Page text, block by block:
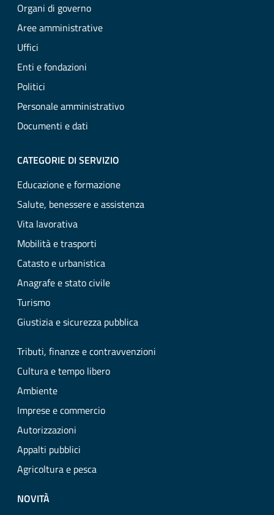
Organi di governo
Aree amministrative
Uffici
Enti e fondazioni
Politici
Personale amministrativo
Documenti e dati
CATEGORIE DI SERVIZIO
Educazione e formazione
Salute, benessere e assistenza
Vita lavorativa
Mobilità e trasporti
Catasto e urbanistica
Anagrafe e stato civile
Turismo
Giustizia e sicurezza pubblica
Tributi, finanze e contravvenzioni
Cultura e tempo libero
Ambiente
Imprese e commercio
Autorizzazioni
Appalti pubblici
Agricoltura e pesca
NOVITÀ